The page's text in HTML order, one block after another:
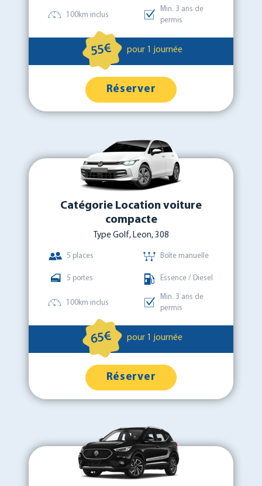
100km inclus
Min. 3 ans de
permis
55€ pour 1 journée
Réserver
Catégorie Location voiture
compacte
Type Golf, Leon, 308
5 places Boîte manuelle
5 portes Essence / Diesel
100km inclus
Min. 3 ans de
permis
65€ pour 1 journée
Réserver